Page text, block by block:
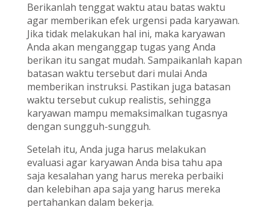
Berikanlah tenggat waktu atau batas waktu
agar memberikan efek urgensi pada karyawan.
Jika tidak melakukan hal ini, maka karyawan
Anda akan menganggap tugas yang Anda
berikan itu sangat mudah. Sampaikanlah kapan
batasan waktu tersebut dari mulai Anda
memberikan instruksi. Pastikan juga batasan
waktu tersebut cukup realistis, sehingga
karyawan mampu memaksimalkan tugasnya
dengan sungguh-sungguh.
Setelah itu, Anda juga harus melakukan
evaluasi agar karyawan Anda bisa tahu apa
saja kesalahan yang harus mereka perbaiki
dan kelebihan apa saja yang harus mereka
pertahankan dalam bekerja.